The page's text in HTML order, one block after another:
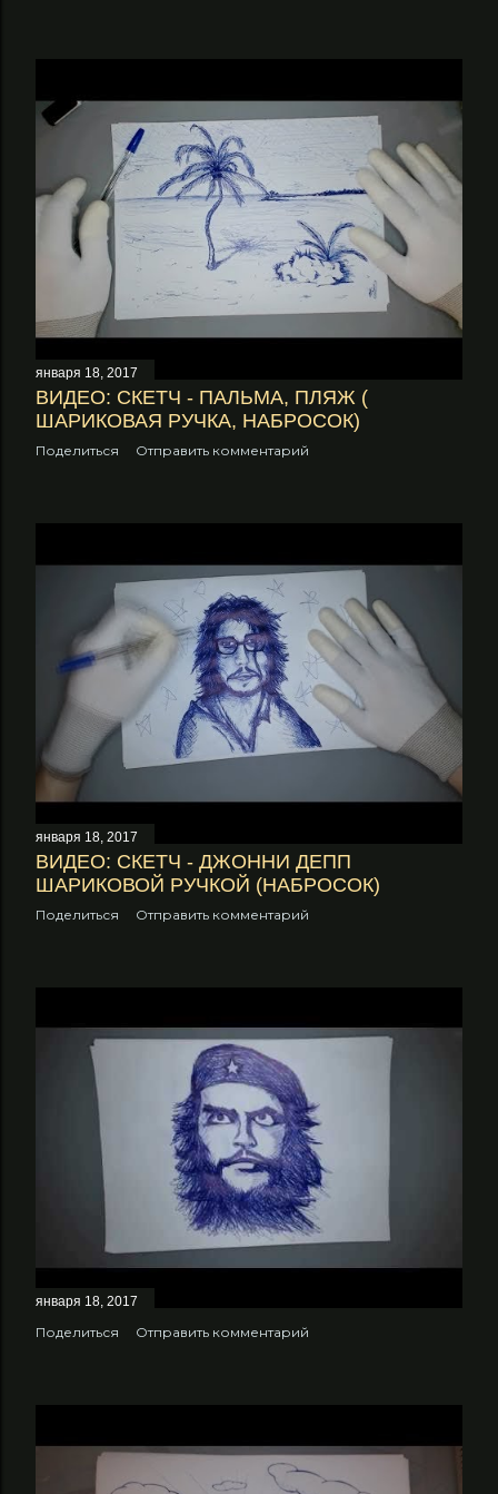
января 18, 2017
ВИДЕО: СКЕТЧ - ПАЛЬМА, ПЛЯЖ (
ШАРИКОВАЯ РУЧКА, НАБРОСОК)
Поделиться Отправить комментарий
января 18, 2017
ВИДЕО: СКЕТЧ - ДЖОННИ ДЕПП
ШАРИКОВОЙ РУЧКОЙ (НАБРОСОК)
Поделиться Отправить комментарий
января 18, 2017
Поделиться Отправить комментарий